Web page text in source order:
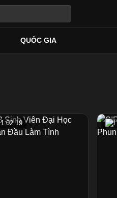
QUỐC GIA
1:02:19